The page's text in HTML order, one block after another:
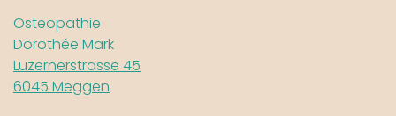
Osteopathie
Dorothée Mark
Luzernerstrasse 45
6045 Meggen